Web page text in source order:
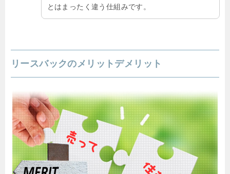
とはまったく違う仕組みです。
リースバックのメリットデメリット